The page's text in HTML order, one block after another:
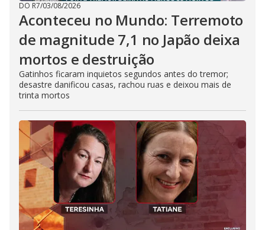
DO R7/03/08/2026
Aconteceu no Mundo: Terremoto
de magnitude 7,1 no Japão deixa
mortos e destruição
Gatinhos ficaram inquietos segundos antes do tremor;
desastre danificou casas, rachou ruas e deixou mais de
trinta mortos